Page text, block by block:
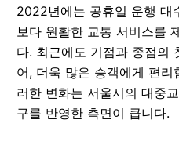
2022년에는 공휴일 운행 대
보다 원활한 교통 서비스를
다. 최근에도 기점과 종점의
어, 더욱 많은 승객에게 편
러한 변화는 서울시의 대중
구를 반영한 측면이 큽니다.